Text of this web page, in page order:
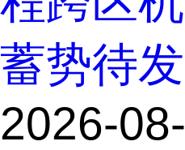
蓄势待发
2026-